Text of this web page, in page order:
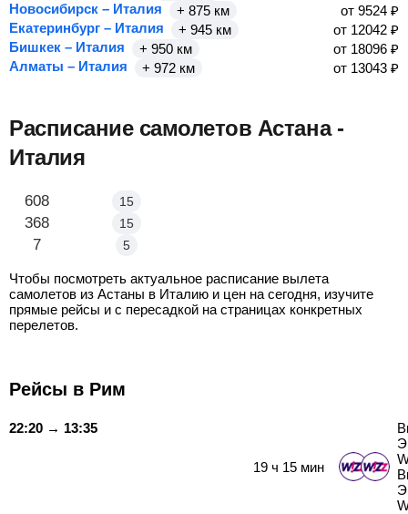
Новосибирск – Италия
+ 875 км от 9524 ₽
Екатеринбург – Италия
+ 945 км от 12042 ₽
Бишкек – Италия
+ 950 км от 18096 ₽
Алматы – Италия
+ 972 км от 13043 ₽
Расписание самолетов Астана -
Италия
Астана - Рим
608 15
Астана - Милан
368 15
Астана - Римини
7 5
Чтобы посмотреть актуальное расписание вылета
самолетов из Астаны в Италию и цен на сегодня, изучите
прямые рейсы и с пересадкой на страницах конкретных
перелетов.
Рейсы в Рим
22:20 → 13:35
19 ч 15 мин